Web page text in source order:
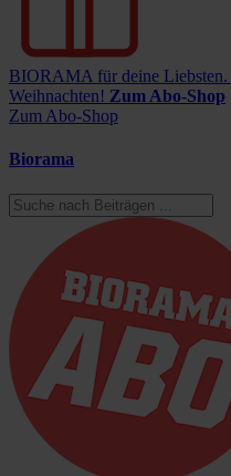
BIORAMA für deine Liebsten.
Weihnachten! Zum Abo-Shop
Zum Abo-Shop
Biorama